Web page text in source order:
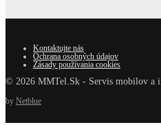
Kontaktujte nás
Ochrana osobných údajov
Zásady používania cookies
© 2026 MMTel.Sk - Servis mobilov a
by Netblue